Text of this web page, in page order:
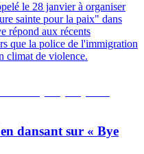
le 28 janvier à organiser
sainte pour la paix" dans
répond aux récents
que la police de l'immigration
climat de violence.
dansant sur « Bye